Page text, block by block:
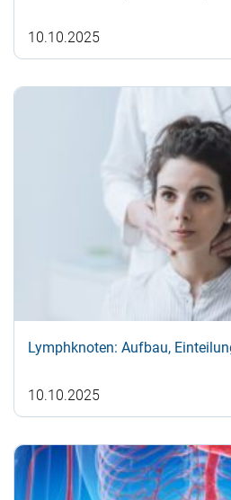
10.10.2025
Lymphknoten: Aufbau,
10.10.2025